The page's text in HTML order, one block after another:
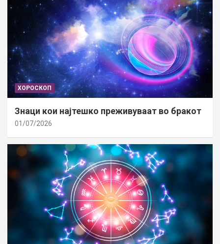
ХОРОСКОП
Знаци кои најтешко преживуваат во бракот
01/07/2026